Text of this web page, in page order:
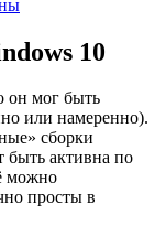
10
он мог быть
или намеренно).
сборки
быть активна по
можно
просты в